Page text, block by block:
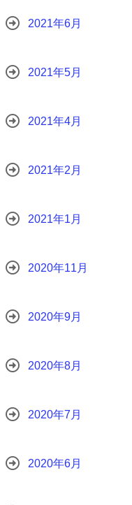
2021年6月
2021年5月
2021年4月
2021年2月
2021年1月
2020年11月
2020年9月
2020年8月
2020年7月
2020年6月